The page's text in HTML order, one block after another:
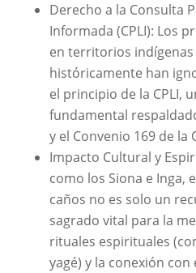
Derecho a la Consulta
Informada (CPLI): Los
en territorios indígenas
históricamente han
el principio de la CPLI,
fundamental
y el Convenio 169 de la
Impacto Cultural y
como los Siona e Inga,
caños no es solo un
sagrado vital para la
rituales espirituales
yagé) y la conexión